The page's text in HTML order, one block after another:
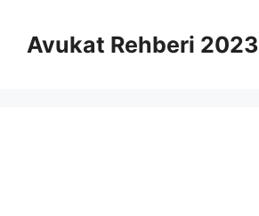
Avukat Rehberi 2023